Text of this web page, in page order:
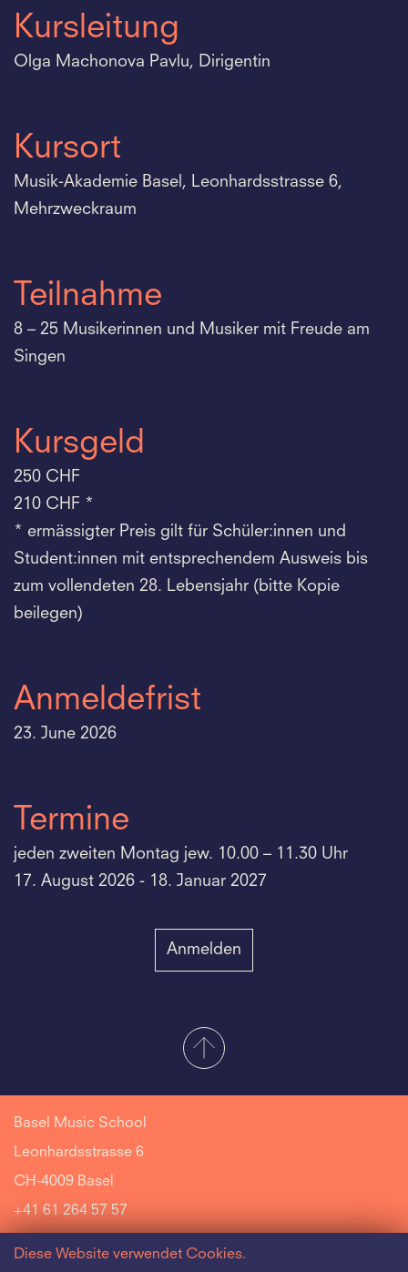
Kursleitung
Olga Machonova Pavlu, Dirigentin
Kursort
Musik-Akademie Basel, Leonhardsstrasse 6,
Mehrzweckraum
Teilnahme
8 – 25 Musikerinnen und Musiker mit Freude am
Singen
Kursgeld
250 CHF
210 CHF *
* ermässigter Preis gilt für Schüler:innen und
Student:innen mit entsprechendem Ausweis bis
zum vollendeten 28. Lebensjahr (bitte Kopie
beilegen)
Anmeldefrist
23. June 2026
Termine
jeden zweiten Montag jew. 10.00 – 11.30 Uhr
17. August 2026 - 18. Januar 2027
Anmelden
Basel Music School
Leonhardsstrasse 6
CH-4009 Basel
+41 61 264 57 57
Diese Website verwendet Cookies.